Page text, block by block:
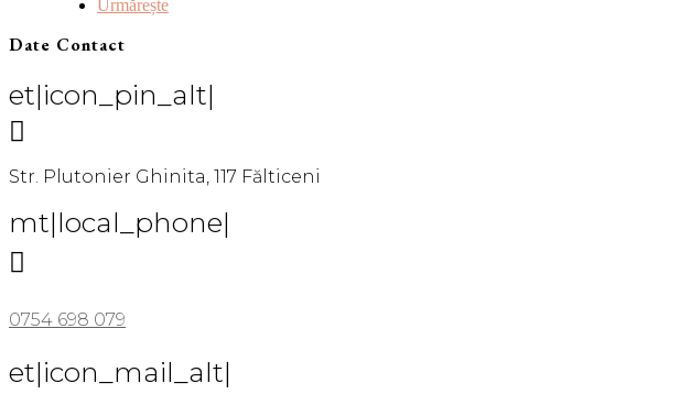
Urmărește
Date Contact
et|icon_pin_alt|

Str. Plutonier Ghinita, 117 Fălticeni
mt|local_phone|

0754 698 079
et|icon_mail_alt|